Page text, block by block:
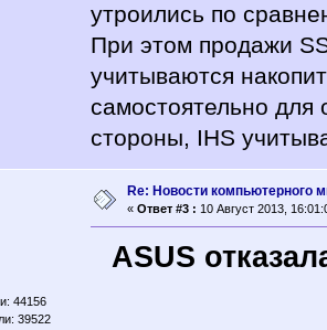
утроились по
При этом продажи
учитываются
самостоятельно для
стороны, IHS
44156
39522
Re: Новости компьютерного
« Ответ #3 : 10 Август 2013,
ASUS